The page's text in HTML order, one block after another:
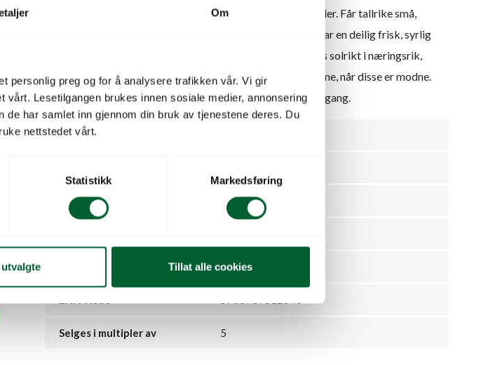
Om
personlig preg og for å analysere trafikken vår. Vi gir
Lesetilgangen brukes innen sosiale medier, annonsering
har samlet inn gjennom din bruk av tjenestene deres. Du
nettstedet vårt.
Statistikk Markedsføring
Tillat alle cookies
ved 1,5-2 meters høyde. Sideskudd knipes av etter 2-3 blader. Får tallrike små,
eggeformede, grønnstripete, 2 cm lange minifrukter, som har en deilig frisk, syrlig
smak. Velegnet som snacks, i salater eller syltede. Plasseres solrikt i næringsrik,
varm jord på et beskyttet sted eller i drivhus. Mister fruktene, når disse er modne.
Etter såing holdes jorden fuktig, frem til spiringen er godt i gang.
Priskategori
Latinsk navn Melothria scabra
Stykk
Selges i multipler av 5